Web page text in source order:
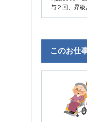
与２回、昇級
このお仕